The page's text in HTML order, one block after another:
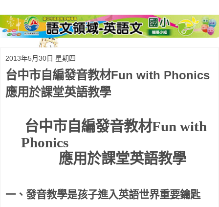
2013年5月30日 星期四
台中市自編發音教材Fun with Phonics
應用於課堂英語教學
台中市自編發音教材Fun with
Phonics
應用於課堂英語教學
一、發音教學是孩子進入英語世界重要鑰匙